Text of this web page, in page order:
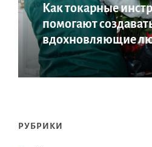
Как токарные
помогают
вдохновляющие
РУБРИКИ